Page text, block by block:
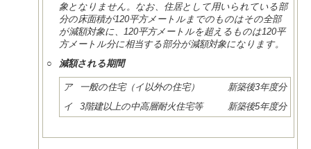
象となりません。なお、住居として用いられている部
分の床面積が120平方メートルまでのものはその全部
が減額対象に、120平方メートルを超えるものは120平
方メートル分に相当する部分が減額対象になります。
○
減額される期間
ア 一般の住宅（イ以外の住宅）
新築後3年度分
イ
3階建以上の中高層耐火住宅等 新築後5年度分